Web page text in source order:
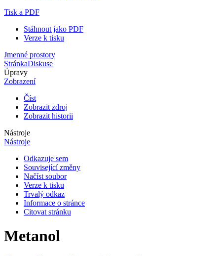
Tisk a PDF
Stáhnout jako PDF
Verze k tisku
Jmenné prostory
StránkaDiskuse
Úpravy
Zobrazení
Číst
Zobrazit zdroj
Zobrazit historii
Nástroje
Nástroje
Odkazuje sem
Související změny
Načíst soubor
Verze k tisku
Trvalý odkaz
Informace o stránce
Citovat stránku
Metanol